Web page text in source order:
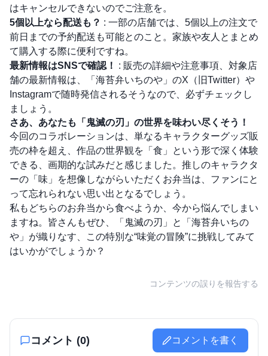
はキャンセルできないのでご注意を。
5個以上なら配送も？ : 一部の店舗では、5個以上の注文で
前日までの予約配送も可能とのこと。家族や友人とまとめ
て購入する際に便利ですね。
最新情報はSNSで確認！
: 販売の詳細や注意事項、対象店
舗の最新情報は、「海苔弁いちのや」のX（旧Twitter）や
Instagramで随時発信されるそうなので、必ずチェックし
ましょう。
さあ、あなたも「鬼滅の刃」の世界を味わい尽くそう！
今回のコラボレーションは、単なるキャラクターグッズ販
売の枠を超え、作品の世界観を「食」という形で深く体験
できる、画期的な試みだと感じました。推しのキャラクタ
ーの「味」を想像しながらいただくお弁当は、ファンにと
って忘れられない思い出となるでしょう。
私もどちらのお弁当から食べようか、今から悩んでしまい
ますね。皆さんもぜひ、「鬼滅の刃」と「海苔弁いちの
や」が織りなす、この特別な“味覚の冒険”に挑戦してみて
はいかがでしょうか？
コンテンツの誤りを報告する
コメント (0) コメントを書く